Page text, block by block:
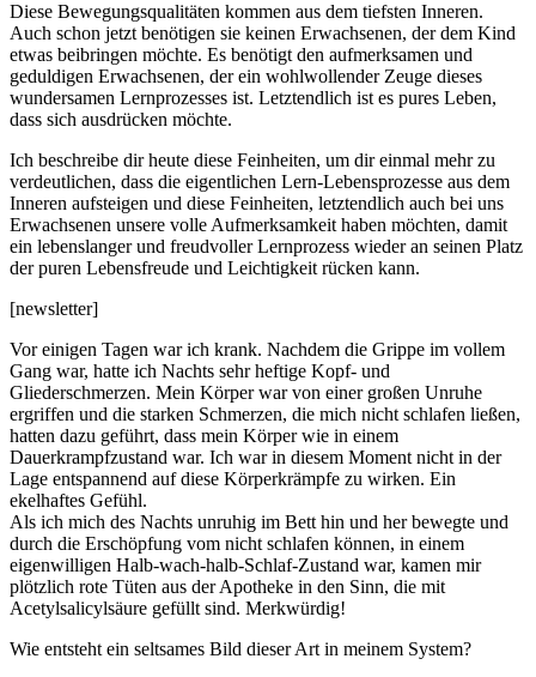
Diese Bewegungsqualitäten kommen aus dem tiefsten Inneren.
Auch schon jetzt benötigen sie keinen Erwachsenen, der dem Kind
etwas beibringen möchte. Es benötigt den aufmerksamen und
geduldigen Erwachsenen, der ein wohlwollender Zeuge dieses
wundersamen Lernprozesses ist. Letztendlich ist es pures Leben,
dass sich ausdrücken möchte.
Ich beschreibe dir heute diese Feinheiten, um dir einmal mehr zu
verdeutlichen, dass die eigentlichen Lern-Lebensprozesse aus dem
Inneren aufsteigen und diese Feinheiten, letztendlich auch bei uns
Erwachsenen unsere volle Aufmerksamkeit haben möchten, damit
ein lebenslanger und freudvoller Lernprozess wieder an seinen Platz
der puren Lebensfreude und Leichtigkeit rücken kann.
[newsletter]
Vor einigen Tagen war ich krank. Nachdem die Grippe im vollem
Gang war, hatte ich Nachts sehr heftige Kopf- und
Gliederschmerzen. Mein Körper war von einer großen Unruhe
ergriffen und die starken Schmerzen, die mich nicht schlafen ließen,
hatten dazu geführt, dass mein Körper wie in einem
Dauerkrampfzustand war. Ich war in diesem Moment nicht in der
Lage entspannend auf diese Körperkrämpfe zu wirken. Ein
ekelhaftes Gefühl.
Als ich mich des Nachts unruhig im Bett hin und her bewegte und
durch die Erschöpfung vom nicht schlafen können, in einem
eigenwilligen Halb-wach-halb-Schlaf-Zustand war, kamen mir
plötzlich rote Tüten aus der Apotheke in den Sinn, die mit
Acetylsalicylsäure gefüllt sind. Merkwürdig!
Wie entsteht ein seltsames Bild dieser Art in meinem System?